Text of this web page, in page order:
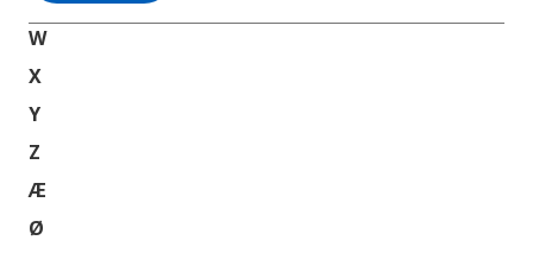
W
X
Y
Z
Æ
Ø